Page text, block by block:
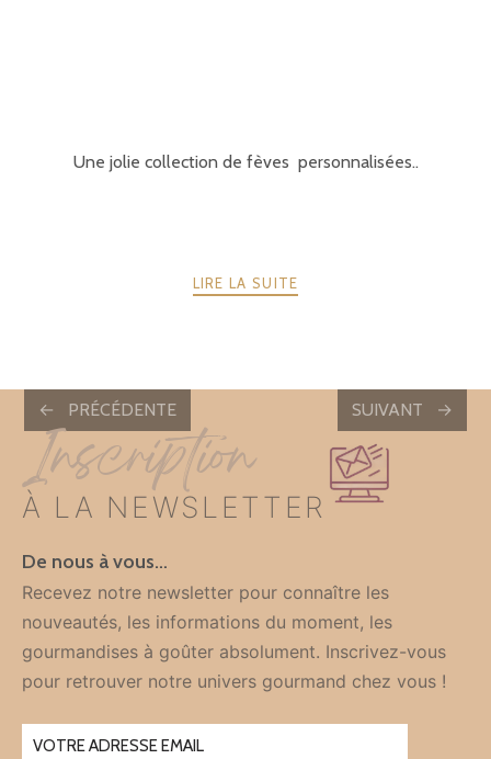
Une jolie collection de fèves personnalisées..
LIRE LA SUITE
POSTS
NAVIGATION
PRÉCÉDENTE SUIVANT
Inscription
À LA NEWSLETTER
De nous à vous…
Recevez notre newsletter pour connaître les
nouveautés, les informations du moment, les
gourmandises à goûter absolument. Inscrivez-vous
pour retrouver notre univers gourmand chez vous !